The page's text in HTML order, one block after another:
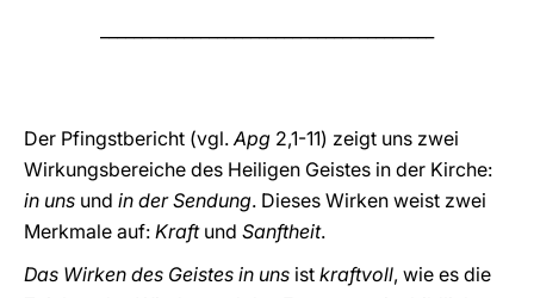
Der Pfingstbericht (vgl.Apg 2,1-11) zeigt uns zwei
Wirkungsbereiche des Heiligen Geistes in der Kirche:
in uns und in der Sendung. Dieses Wirken weist zwei
Merkmale auf: Kraftund Sanftheit.
Das Wirken des Geistes in uns ist kraftvoll, wie es die